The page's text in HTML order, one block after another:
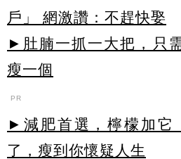
戶」 網激讚：不趕快娶
►肚腩一抓一大把，只
瘦一個
PR
►減肥首選，檸檬加它
了，瘦到你懷疑人生